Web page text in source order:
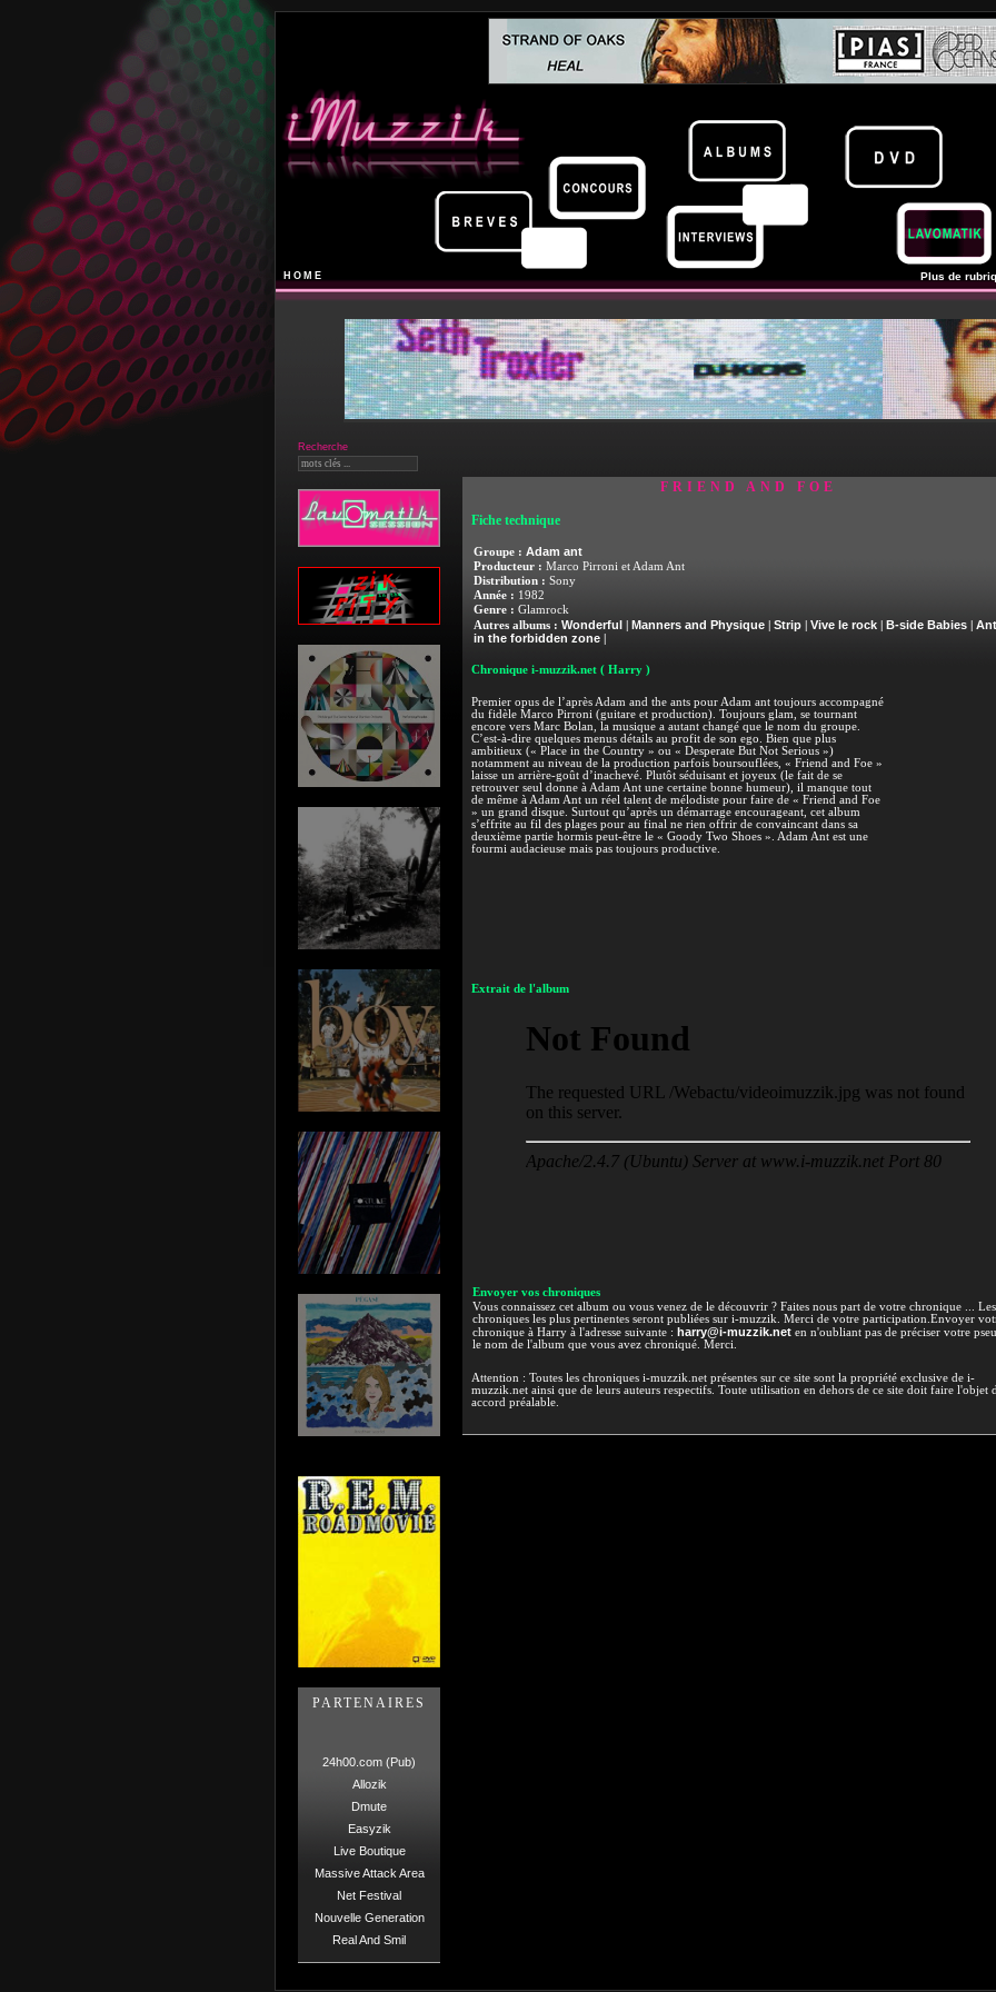
HOME Plus de
Recherche
PARTENAIRES
24h00.com (Pub)
Allozik
Dmute
Easyzik
Live Boutique
Massive Attack Area
Net Festival
Nouvelle Generation
Real And Smil
FRIEND AND FOE
Fiche technique
Groupe : Adam ant
Producteur : Marco Pirroni et Adam Ant
Distribution : Sony
Année : 1982
Genre : Glamrock
Autres albums : Wonderful Manners and Physique| Strip| Vive le rock| B-side Babies|
in the forbidden zone|
Chronique i-muzzik.net ( Harry )
Premier opus de l’après Adam and the ants pour Adam ant toujours accompagné
du fidèle Marco Pirroni (guitare et production). Toujours glam, se tournant
encore vers Marc Bolan, la musique a autant changé que le nom du groupe.
C’est-à-dire quelques menus détails au profit de son ego. Bien que plus
ambitieux (« Place in the Country » ou « Desperate But Not Serious »)
notamment au niveau de la production parfois boursouflées, « Friend and Foe »
laisse un arrière-goût d’inachevé. Plutôt séduisant et joyeux (le fait de se
retrouver seul donne à Adam Ant une certaine bonne humeur), il manque tout
de même à Adam Ant un réel talent de mélodiste pour faire de « Friend and Foe
» un grand disque. Surtout qu’après un démarrage encourageant, cet album
s’effrite au fil des plages pour au final ne rien offrir de convaincant dans sa
deuxième partie hormis peut-être le « Goody Two Shoes ». Adam Ant est une
fourmi audacieuse mais pas toujours productive.
Extrait de l'album
Envoyer vos chroniques
Vous connaissez cet album ou vous venez de le découvrir ? Faites nous part de votre chronique ... Les
chroniques les plus pertinentes seront publiées sur i-muzzik. Merci de votre participation.Envoyer
chronique à Harry à l'adresse suivante : harry@i-muzzik.neten n'oubliant pas de préciser votre
le nom de l'album que vous avez chroniqué. Merci.
Attention : Toutes les chroniques i-muzzik.net présentes sur ce site sont la propriété exclusive de i-
muzzik.net ainsi que de leurs auteurs respectifs. Toute utilisation en dehors de ce site doit faire l'objet
accord préalable.